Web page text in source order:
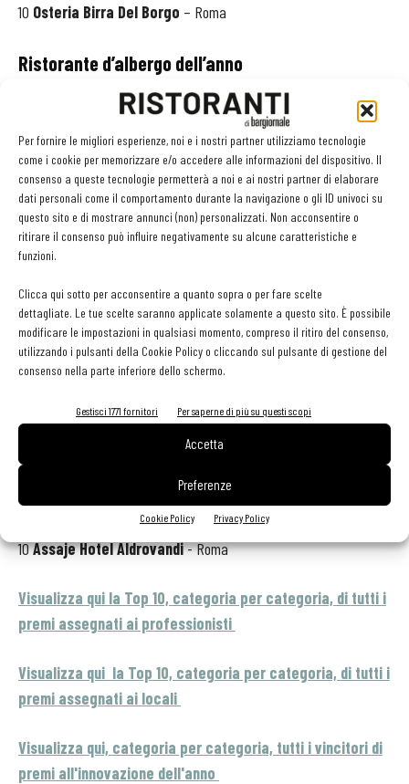
Per fornire le migliori esperienze, noi e i nostri partner utilizziamo tecnologie
come i cookie per memorizzare e/o accedere alle informazioni del dispositivo. Il
consenso a queste tecnologie permetterà a noi e ai nostri partner di elaborare
dati personali come il comportamento durante la navigazione o gli ID univoci su
questo sito e di mostrare annunci (non) personalizzati. Non acconsentire o
ritirare il consenso può influire negativamente su alcune caratteristiche e
funzioni.
Clicca qui sotto per acconsentire a quanto sopra o per fare scelte
dettagliate. Le tue scelte saranno applicate solamente a questo sito. È possibile
modificare le impostazioni in qualsiasi momento, compreso il ritiro del consenso,
utilizzando i pulsanti della Cookie Policy o cliccando sul pulsante di gestione del
consenso nella parte inferiore dello schermo.
Gestisci 1771 fornitori Per saperne di più su questi scopi
Accetta
Preferenze
Cookie Policy Privacy Policy
10 Osteria Birra Del Borgo – Roma
Ristorante d’albergo dell’anno
Morelli Hotel Viu- Milano
2Il Palagio - Four Seasons Hotel - Firenze
3Belmond Grand Hotel Timeo- Taormina (Me)
4Il Pievano
5Ristorante Carignano Grand Hotel Sitea- Torino
6Lux Lucis Hotel Principi- Forte Dei Marmi (Lu)
9
10Assaje Hotel Aldrovandi- Roma
Visualizza qui la Top 10, categoria per categoria, di tutti i
premi assegnati ai professionisti
Visualizza qui la Top 10, categoria per categoria, di tutti i
premi assegnati ai locali
Visualizza qui, categoria per categoria, tutti i vincitori di
premi all'innovazione dell'anno